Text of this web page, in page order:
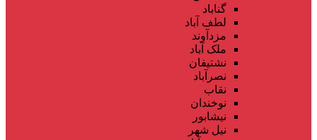
گناباد
لطف آباد
مزدآوند
ملک آباد
نشتیفان
نصرآباد
نقاب
نوخندان
نیشابور
نیل شهر